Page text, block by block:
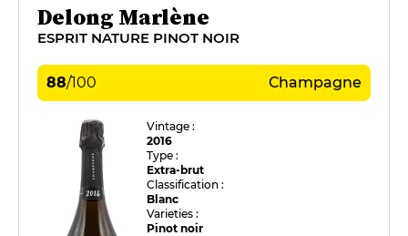
Delong Marlène
ESPRIT NATURE PINOT NOIR
88/100 Champagne
Vintage :
2016
Type :
Extra-brut
Classification :
Blanc
Varieties :
Pinot noir